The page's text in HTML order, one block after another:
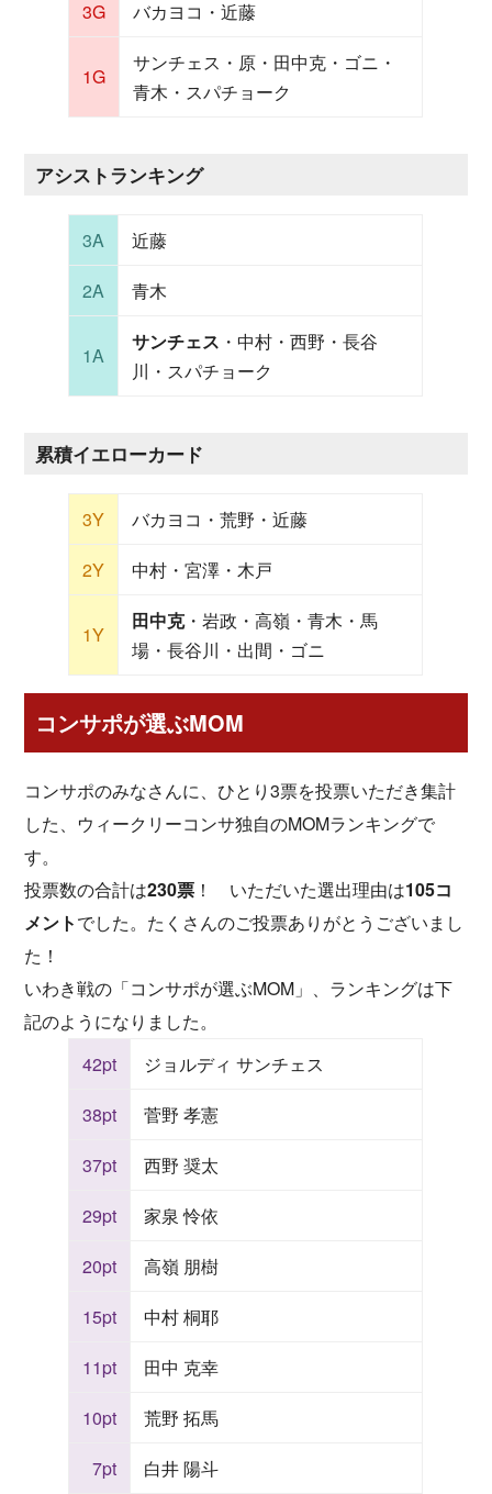
3G バカヨコ・近藤
1G
サンチェス・原・田中克・ゴニ・
青木・スパチョーク
アシストランキング
3A
近藤
2A
青木
1A
サンチェス ・中村・西野・長谷
川・スパチョーク
累積イエローカード
3Y
バカヨコ・荒野・近藤
2Y
中村・宮澤・木戸
1Y
田中克・岩政・高嶺・青木・馬
場・長谷川・出間・ゴニ
コンサポが選ぶMOM
コンサポのみなさんに、ひとり3票を投票いただき集計
した、ウィークリーコンサ独自のMOMランキングで
す。
投票数の合計は230票！ いただいた選出理由は105コ
メントでした。たくさんのご投票ありがとうございまし
た！
いわき戦の「コンサポが選ぶMOM」、ランキングは下
記のようになりました。
42pt
ジョルディ サンチェス
38pt
菅野 孝憲
37pt
西野 奨太
29pt
家泉 怜依
20pt
高嶺 朋樹
15pt
中村 桐耶
11pt
田中 克幸
10pt
荒野 拓馬
7pt
白井 陽斗